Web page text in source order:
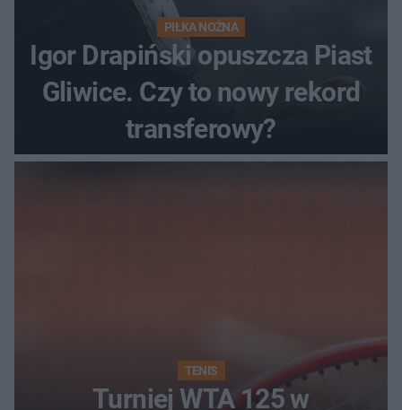
PIŁKA NOŻNA
Igor Drapiński opuszcza Piast
Gliwice. Czy to nowy rekord
transferowy?
TENIS
Turniej WTA 125 w